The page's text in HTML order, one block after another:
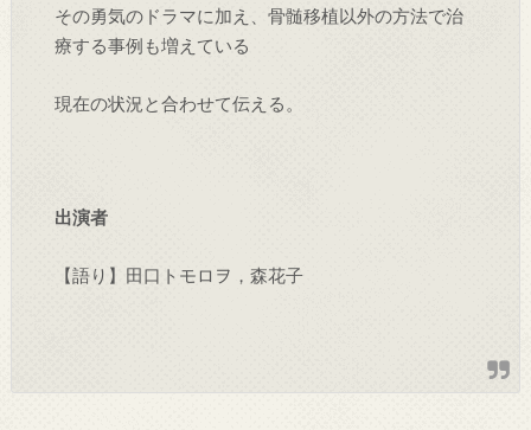
その勇気のドラマに加え、骨髄移植以外の方法で治
療する事例も増えている
現在の状況と合わせて伝える。
出演者
【語り】田口トモロヲ，森花子